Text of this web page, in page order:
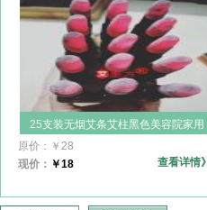
25支装无烟艾条艾柱黑色美容院家用
妇科,无烟香薰艾条,玫瑰无烟艾炙条南
阳市卧龙区艾东华厂家批发
原价： ￥ 28
现价： ￥18 查看详情》